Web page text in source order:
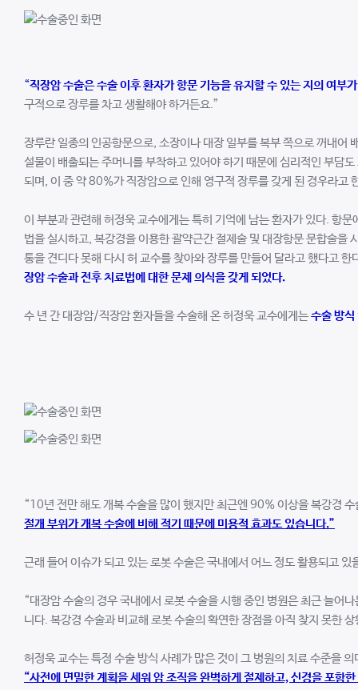
“직장암 수술은 수술 이후 환자가 항문 기능을 유지할 수 있는 지의 여부
구적으로 장루를 차고 생활해야 하거든요.”
장루란 일종의 인공항문으로, 소장이나 대장 일부를 복부 쪽으로 꺼내어
설물이 배출되는 주머니를 부착하고 있어야 하기 때문에 심리적인 부담
되며, 이 중 약 80%가 직장암으로 인해 영구적 장루를 갖게 된 경우라고
이 부분과 관련해 허정욱 교수에게는 특히 기억에 남는 환자가 있다. 항
법을 실시하고, 복강경을 이용한 괄약근간 절제술 및 대장항문 문합술
통을 견디다 못해 다시 허 교수를 찾아와 장루를 만들어 달라고 했다고 한
장암 수술과 전후 치료법에 대한 문제 의식을 갖게 되었다.
수 년 간 대장암/직장암 환자들을 수술해 온 허정욱 교수에게는수술 방
“10년 전만 해도 개복 수술을 많이 했지만 최근엔 90% 이상을 복강경
절개 부위가 개복 수술에 비해 적기 때문에 미용적 효과도 있습니다.”
근래 들어 이슈가 되고 있는 로봇 수술은 국내에서 어느 정도 활용되고 있
“대장암 수술의 경우 국내에서 로봇 수술을 시행 중인 병원은 최근 늘어
니다. 복강경 수술과 비교해 로봇 수술의 확연한 장점을 아직 찾지 못한
허정욱 교수는 특정 수술 방식 사례가 많은 것이 그 병원의 치료 수준을
“사전에 면밀한 계획을 세워 암 조직을 완벽하게 절제하고, 신경을 포함